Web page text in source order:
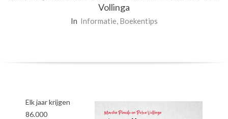
Vollinga
In Informatie, Boekentips
Elk jaar krijgen
86.000